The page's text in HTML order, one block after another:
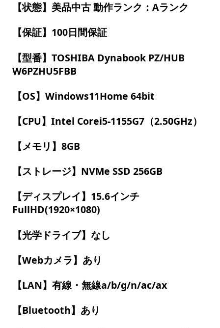
【状態】美品中古 動作ランク：Aランク
【保証】100日間保証
【型番】TOSHIBA Dynabook PZ/HUB
W6PZHU5FBB
【OS】Windows11Home 64bit
【CPU】Intel Corei5-1155G7（2.50GHz）
【メモリ】8GB
【ストレージ】NVMe SSD 256GB
【ディスプレイ】15.6インチ
FullHD(1920×1080)
【光学ドライブ】なし
【Webカメラ】あり
【LAN】有線・無線a/b/g/n/ac/ax
【Bluetooth】あり